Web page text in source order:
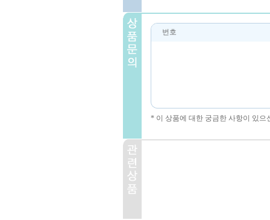
번호
* 이 상품에 대한 궁금한 사항이 있